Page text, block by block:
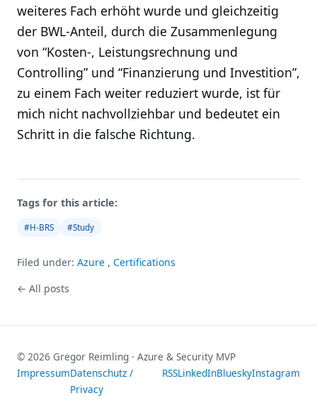
weiteres Fach erhöht wurde und gleichzeitig
der BWL-Anteil, durch die Zusammenlegung
von “Kosten-, Leistungsrechnung und
Controlling” und “Finanzierung und Investition”,
zu einem Fach weiter reduziert wurde, ist für
mich nicht nachvollziehbar und bedeutet ein
Schritt in die falsche Richtung.
Tags for this article:
#H-BRS #Study
Filed under: Azure , Certifications
← All posts
© 2026 Gregor Reimling · Azure & Security MVP
ImpressumDatenschutz /
Privacy
RSSLinkedInBlueskyInstagram